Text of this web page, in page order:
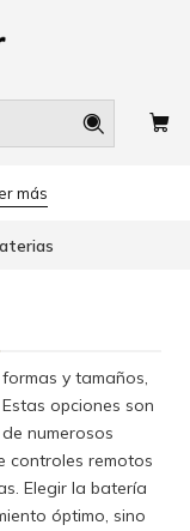
más
y tamaños,
opciones son
numerosos
controles remotos
Elegir la batería
óptimo, sino